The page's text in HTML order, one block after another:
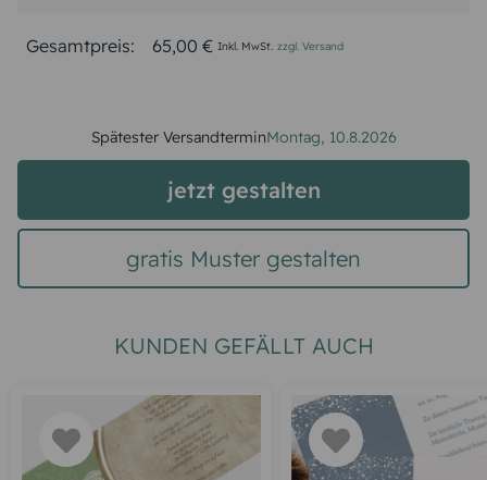
Gesamtpreis: 65,00 € Inkl. MwSt. zzgl. Versand
Spätester VersandterminMontag, 10.8.2026
jetzt gestalten
gratis Muster gestalten
KUNDEN GEFÄLLT AUCH